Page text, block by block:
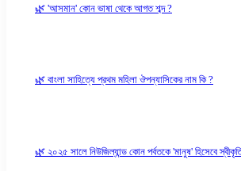
🌿 'আসমান' কোন ভাষা থেকে আগত শব্দ ?
🌿 বাংলা সাহিত্যে প্রথম মহিলা ঔপন্যাসিকের নাম কি ?
🌿 ২০২৫ সালে নিউজিল্যান্ড কোন পর্বতকে 'মানুষ' হিসেবে